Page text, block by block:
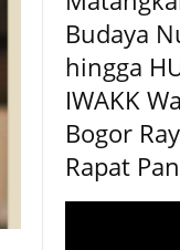
Budaya
hingga
IWAKK
Bogor
Rapat